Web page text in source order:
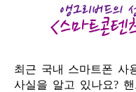
최근 국내 스마트폰 사
사실을 알고 있나요?